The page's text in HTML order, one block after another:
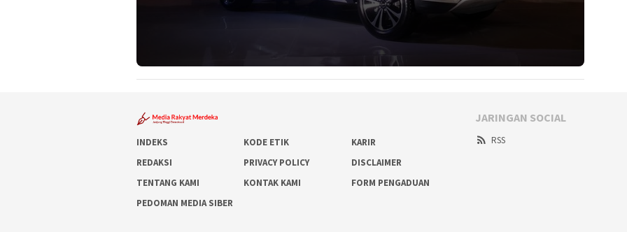
INDEKS KODE ETIK
KARIR
REDAKSI
PRIVACY POLICY
DISCLAIMER
TENTANG KAMI
KONTAK KAMI
FORM PENGADUAN
PEDOMAN MEDIA SIBER
JARINGAN SOCIAL
RSS